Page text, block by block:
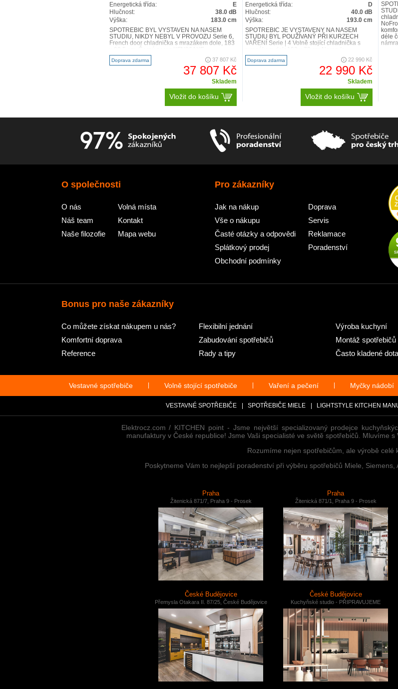
Energetická třída:
E
Hlučnost:
38.0 dB
Výška:
183.0 cm
SPOTŘEBIČ BYL VYSTAVEN NA NAŠEM
STUDIU, NIKDY NEBYL V PROVOZU Serie 6,
French door chladnička s mrazákem dole, 183
Doprava zdarma 37 807 Kč
37 807 Kč
Skladem
Vložit do košíku
Energetická třída:
D
Hlučnost:
40.0 dB
Výška:
193.0 cm
SPOTŘEBIČ JE VYSTAVENÝ NA NAŠEM
STUDIU BYL POUŽÍVANÝ PŘI KURZECH
VAŘENÍ Serie | 4 Volně stojící chladnička s
Doprava zdarma 22 990 Kč
22 990 Kč
Skladem
Vložit do košíku
déle
O společnosti
O nás
Náš team
Naše filozofie
Volná místa
Kontakt
Mapa webu
Pro zákazníky
Jak na nákup
Vše o nákupu
Časté otázky a odpovědi
Splátkový prodej
Obchodní podmínky
Doprava
Servis
Reklamace
Poradenství
Bonus pro naše zákazníky
Co můžete získat nákupem u nás?
Komfortní doprava
Reference
Flexibilní jednání
Zabudování spotřebičů
Rady a tipy
Výroba kuchyní
Montáž spotřebičů
Často kladené
Vestavné spotřebiče Volně stojící spotřebiče Vaření a pečení Myčky nádobí
VESTAVNÉ SPOTŘEBIČE SPOTŘEBIČE MIELE LIGHTSTYLE KITCHEN
Elektrocz.com / KITCHEN point - Jsme největší specializovaný prodejce
manufaktury v České republice! Jsme Vaši specialisté ve světě spotřebičů. Mluvíme
Rozumíme nejen spotřebičům, ale výrobě celé
Poskytneme Vám to nejlepší poradenství při výběru spotřebičů Miele, Siemens,
Praha
Žitenická 871/7, Praha 9 - Prosek
Praha
Žitenická 871/1, Praha 9 - Prosek
České Budějovice
Přemysla Otakara II. 87/25, České Budějovice
České Budějovice
Kuchyňské studio - PŘIPRAVUJEME